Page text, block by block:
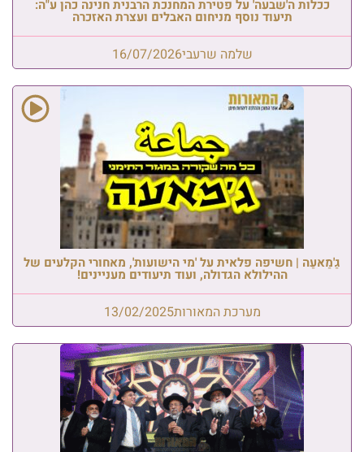
ככלות ה'שבעה' על פטירת המחנכת הרבנית חנינה כהן ע"ה:
תיעוד נוסף מניחום האבלים ועצרת האזכרה
שלמה שרעבי16/07/2026
גַ'מַאעַה | חשיפה פלאית על 'מי הישועות', מאחורי הקלעים של
ההילולא הגדולה, ועוד תיעודים מעניינים!
מערכת המאורות13/02/2025